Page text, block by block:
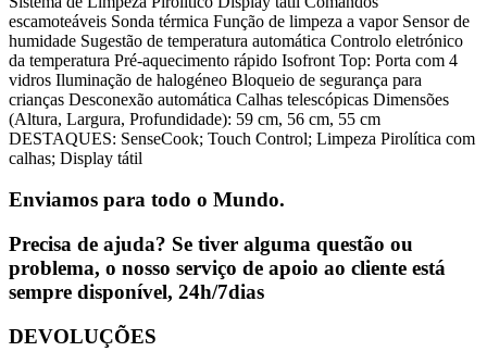
escamoteáveis Sonda térmica Função de limpeza a vapor Sensor de
humidade Sugestão de temperatura automática Controlo eletrónico
da temperatura Pré-aquecimento rápido Isofront Top: Porta com 4
vidros Iluminação de halogéneo Bloqueio de segurança para
crianças Desconexão automática Calhas telescópicas Dimensões
(Altura, Largura, Profundidade): 59 cm, 56 cm, 55 cm
DESTAQUES: SenseCook; Touch Control; Limpeza Pirolítica com
calhas; Display tátil
Enviamos para todo o Mundo.
Precisa de ajuda? Se tiver alguma questão ou
problema, o nosso serviço de apoio ao cliente está
sempre disponível, 24h/7dias
DEVOLUÇÕES